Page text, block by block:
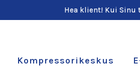
Hea klient! Kui Sinu
Kompressorikeskus